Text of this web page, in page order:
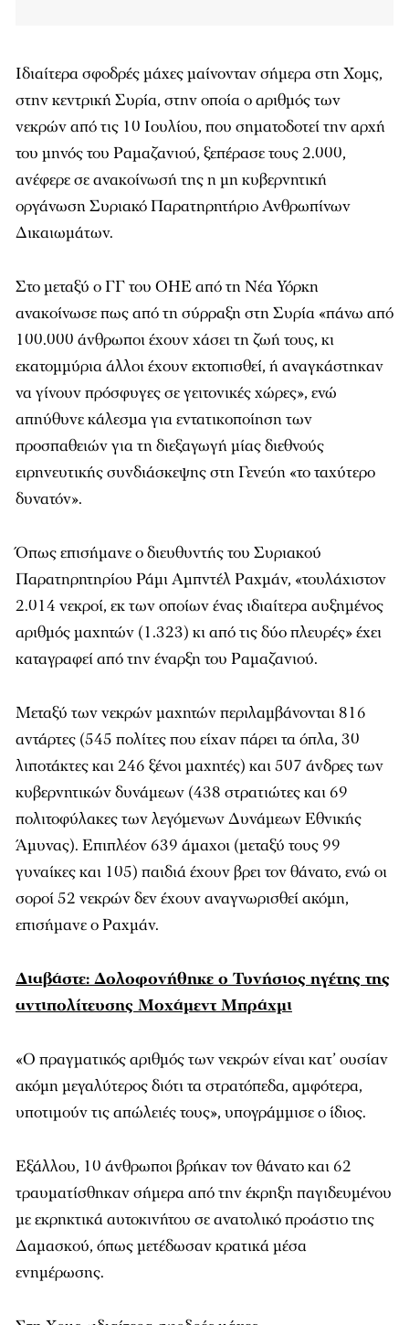
Ιδιαίτερα σφοδρές μάχες μαίνονταν σήμερα στη Χομς,
στην κεντρική Συρία, στην οποία ο αριθμός των
νεκρών από τις 10 Ιουλίου, που σηματοδοτεί την αρχή
του μηνός του Ραμαζανιού, ξεπέρασε τους 2.000,
ανέφερε σε ανακοίνωσή της η μη κυβερνητική
οργάνωση Συριακό Παρατηρητήριο Ανθρωπίνων
Δικαιωμάτων.
Στο μεταξύ ο ΓΓ του ΟΗΕ από τη Νέα Υόρκη
ανακοίνωσε πως από τη σύρραξη στη Συρία «πάνω από
100.000 άνθρωποι έχουν χάσει τη ζωή τους, κι
εκατομμύρια άλλοι έχουν εκτοπισθεί, ή αναγκάστηκαν
να γίνουν πρόσφυγες σε γειτονικές χώρες», ενώ
απηύθυνε κάλεσμα για εντατικοποίηση των
προσπαθειών για τη διεξαγωγή μίας διεθνούς
ειρηνευτικής συνδιάσκεψης στη Γενεύη «το ταχύτερο
δυνατόν».
Όπως επισήμανε ο διευθυντής του Συριακού
Παρατηρητηρίου Ράμι Αμπντέλ Ραχμάν, «τουλάχιστον
2.014 νεκροί, εκ των οποίων ένας ιδιαίτερα αυξημένος
αριθμός μαχητών (1.323) κι από τις δύο πλευρές» έχει
καταγραφεί από την έναρξη του Ραμαζανιού.
Μεταξύ των νεκρών μαχητών περιλαμβάνονται 816
αντάρτες (545 πολίτες που είχαν πάρει τα όπλα, 30
λιποτάκτες και 246 ξένοι μαχητές) και 507 άνδρες των
κυβερνητικών δυνάμεων (438 στρατιώτες και 69
πολιτοφύλακες των λεγόμενων Δυνάμεων Εθνικής
Άμυνας). Επιπλέον 639 άμαχοι (μεταξύ τους 99
γυναίκες και 105) παιδιά έχουν βρει τον θάνατο, ενώ οι
σοροί 52 νεκρών δεν έχουν αναγνωρισθεί ακόμη,
επισήμανε ο Ραχμάν.
Διαβάστε: Δολοφονήθηκε ο Τυνήσιος ηγέτης της
αντιπολίτευσης Μοχάμεντ Μπράχμι
«Ο πραγματικός αριθμός των νεκρών είναι κατ’ ουσίαν
ακόμη μεγαλύτερος διότι τα στρατόπεδα, αμφότερα,
υποτιμούν τις απώλειές τους», υπογράμμισε ο ίδιος.
Εξάλλου, 10 άνθρωποι βρήκαν τον θάνατο και 62
τραυματίσθηκαν σήμερα από την έκρηξη παγιδευμένου
με εκρηκτικά αυτοκινήτου σε ανατολικό προάστιο της
Δαμασκού, όπως μετέδωσαν κρατικά μέσα
ενημέρωσης.